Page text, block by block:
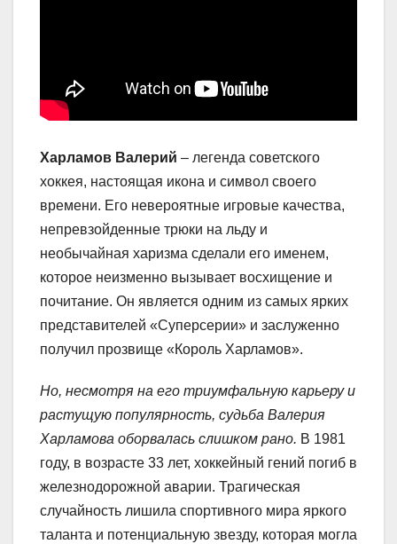
Харламов Валерий – легенда советского
хоккея, настоящая икона и символ своего
времени. Его невероятные игровые качества,
непревзойденные трюки на льду и
необычайная харизма сделали его именем,
которое неизменно вызывает восхищение и
почитание. Он является одним из самых ярких
представителей «Суперсерии» и заслуженно
получил прозвище «Король Харламов».
Но, несмотря на его триумфальную карьеру и
растущую популярность, судьба Валерия
Харламова оборвалась слишком рано. В 1981
году, в возрасте 33 лет, хоккейный гений погиб в
железнодорожной аварии. Трагическая
случайность лишила спортивного мира яркого
таланта и потенциальную звезду, которая могла